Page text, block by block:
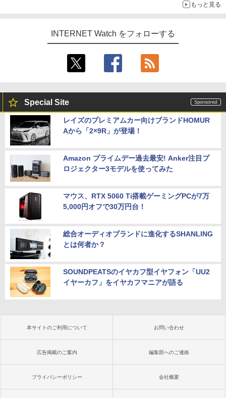
もっと見る
INTERNET Watch をフォローする
Special Site
レイズのプレミアムカー向けブランドHOMUR
Aから「2×9R」が登場！
Amazon プライムデー過去最安! Anker注目プ
ロジェクター3モデルを使ってみた
マウス、RTX 5060 Ti搭載ゲーミングPCが7万
5,000円オフで30万円台！
総合オーディオブランドに進化するSHANLING
とは何者か？
SOUNDPEATSのイヤカフ型イヤフォン「UU2
イヤーカフ」をイヤカフマニアが語る
本サイトのご利用について お問い合わせ
広告掲載のご案内 編集部へのご連絡
プライバシーポリシー 会社概要